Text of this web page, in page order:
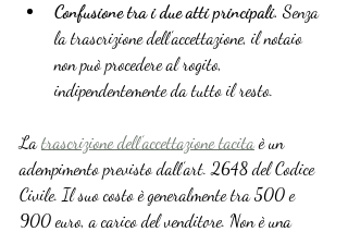
Confusione tra i due atti principali. Senza
la trascrizione dell’accettazione, il notaio
non può procedere al rogito,
indipendentemente da tutto il resto.
La trascrizione dell’accettazione tacita è un
adempimento previsto dall’art. 2648 del Codice
Civile. Il suo costo è generalmente tra 500 e
900 euro, a carico del venditore. Non è una